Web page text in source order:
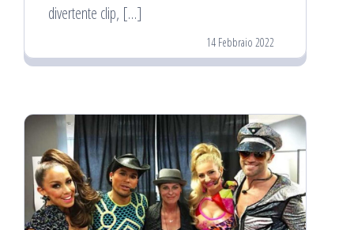
divertente clip, […]
14 Febbraio 2022